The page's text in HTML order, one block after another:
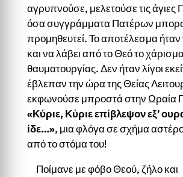
αγρυπνούσε, μελετούσε τις άγιες
όσα συγγράμματα Πατέρων
προμηθευτεί. Το αποτέλεσμα ήταν
και να λάβει από το Θεό το
θαυματουργίας. Δεν ήταν λίγοι
έβλεπαν την ώρα της Θείας
εκφωνούσε μπροστά στην Ωραία
«Κύριε, Κύριε επίβλεψον εξ’
ίδε…», μια φλόγα σε σχήμα
από το στόμα του!
Ποίμανε με φόβο Θεού, ζήλο και